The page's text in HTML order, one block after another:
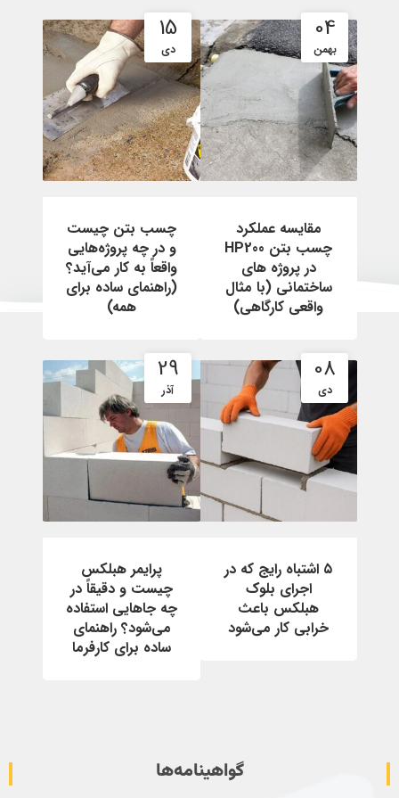
04
بهمن
مقایسه عملکرد
چسب بتن HP200
در پروژه های
ساختمانی (با مثال
واقعی کارگاهی)
15
دی
چسب بتن چیست
و در چه پروژه‌هایی
واقعاً به کار می‌آید؟
(راهنمای ساده برای
همه)
08
دی
۵ اشتباه رایج که در
اجرای بلوک
هبلکس باعث
خرابی کار می‌شود
29
آذر
پرایمر هبلکس
چیست و دقیقاً در
چه جاهایی استفاده
می‌شود؟ راهنمای
ساده برای کارفرما
گواهینامه‌ها